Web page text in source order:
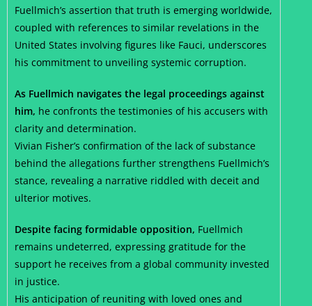
Fuellmich’s assertion that truth is emerging worldwide,
coupled with references to similar revelations in the
United States involving figures like Fauci, underscores
his commitment to unveiling systemic corruption.
As Fuellmich navigates the legal proceedings against
him, he confronts the testimonies of his accusers with
clarity and determination.
Vivian Fisher’s confirmation of the lack of substance
behind the allegations further strengthens Fuellmich’s
stance, revealing a narrative riddled with deceit and
ulterior motives.
Despite facing formidable opposition, Fuellmich
remains undeterred, expressing gratitude for the
support he receives from a global community invested
in justice.
His anticipation of reuniting with loved ones and